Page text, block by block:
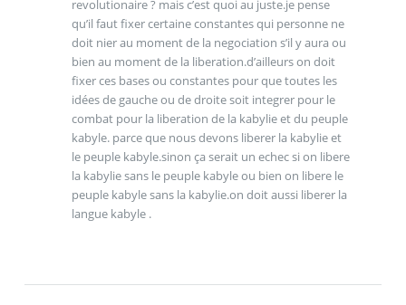
revolutionaire ? mais c’est quoi au juste.je pense
qu’il faut fixer certaine constantes qui personne ne
doit nier au moment de la negociation s’il y aura ou
bien au moment de la liberation.d’ailleurs on doit
fixer ces bases ou constantes pour que toutes les
idées de gauche ou de droite soit integrer pour le
combat pour la liberation de la kabylie et du peuple
kabyle. parce que nous devons liberer la kabylie et
le peuple kabyle.sinon ça serait un echec si on libere
la kabylie sans le peuple kabyle ou bien on libere le
peuple kabyle sans la kabylie.on doit aussi liberer la
langue kabyle .